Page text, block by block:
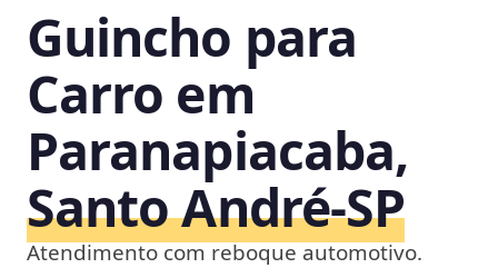
Guincho para
Carro em
Paranapiacaba,
Santo André‑SP
Atendimento com reboque automotivo.